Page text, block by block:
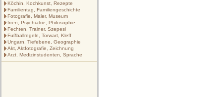
Köchin, Kochkunst, Rezepte
Familientag, Familiengeschichte
Fotografie, Maler, Museum
Irren, Psychiatrie, Philosophie
Fechten, Trainer, Szepesi
Fußballregeln, Torwart, Kleff
Ungarn, Tiefebene, Geographie
Akt, Aktfotografie, Zeichnung
Arzt, Medizinstudenten, Sprache